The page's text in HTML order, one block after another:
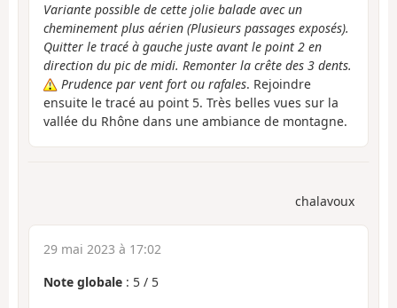
Variante possible de cette jolie balade avec un
cheminement plus aérien (Plusieurs passages exposés).
Quitter le tracé à gauche juste avant le point 2 en
direction du pic de midi. Remonter la crête des 3 dents.
Prudence par vent fort ou rafales. Rejoindre
ensuite le tracé au point 5. Très belles vues sur la
vallée du Rhône dans une ambiance de montagne.
chalavoux
29 mai 2023 à 17:02
Note globale : 5 / 5